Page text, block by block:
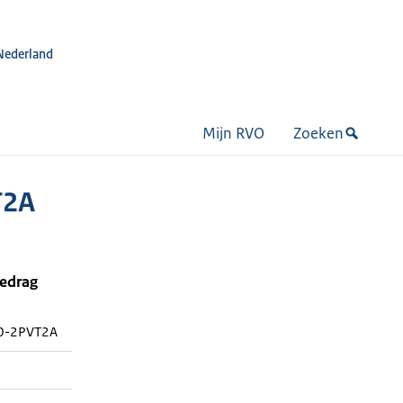
Mijn RVO Zoeken
2PVT2A